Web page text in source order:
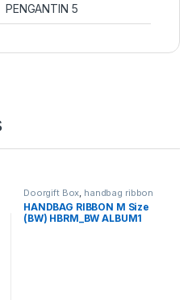
PENGANTIN 5
Doorgift Box handbag ribbon
medium
HANDBAG RIBBON M Size
(BW) HBRM_BW ALBUM1